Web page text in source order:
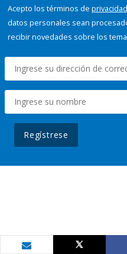
Acepto los términos de privacidad
datos personales sean
recibir novedades sobre los
Regístrese